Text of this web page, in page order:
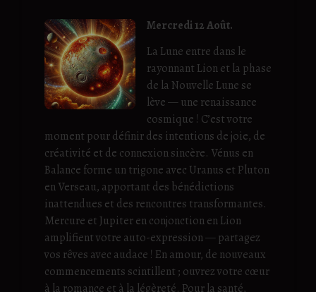
Mercredi 12 Août.
La Lune entre dans le
rayonnant Lion et la phase
de la Nouvelle Lune se
lève — une renaissance
cosmique ! C’est votre
moment pour définir des intentions de joie, de
créativité et de connexion sincère. Vénus en
Balance forme un trigone avec Uranus et Pluton
en Verseau, apportant des bénédictions
inattendues et des rencontres transformantes.
Mercure et Jupiter en conjonction en Lion
amplifient votre auto-expression — partagez
vos rêves avec audace ! En amour, de nouveaux
commencements scintillent ; ouvrez votre cœur
à la romance et à la légèreté. Pour la santé,